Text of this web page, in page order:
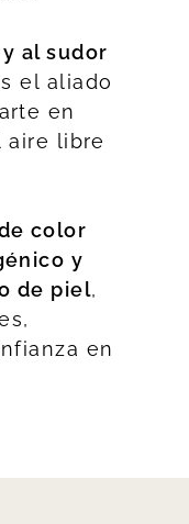
al sudor
el aliado
en
aire libre
color
y
de piel,
en